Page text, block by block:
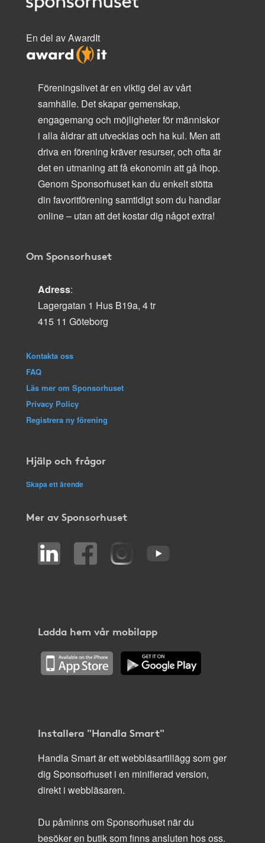
En del av AwardIt
Föreningslivet är en viktig del av vårt
samhälle. Det skapar gemenskap,
engagemang och möjligheter för människor
i alla åldrar att utvecklas och ha kul. Men att
driva en förening kräver resurser, och ofta är
det en utmaning att få ekonomin att gå ihop.
Genom Sponsorhuset kan du enkelt stötta
din favoritförening samtidigt som du handlar
online – utan att det kostar dig något extra!
Om Sponsorhuset
Adress:
Lagergatan 1 Hus B19a, 4 tr
415 11 Göteborg
Kontakta oss
FAQ
Läs mer om Sponsorhuset
Privacy Policy
Registrera ny förening
Hjälp och frågor
Skapa ett ärende
Mer av Sponsorhuset
Ladda hem vår mobilapp
Installera "Handla Smart"
Handla Smart är ett webbläsartillägg som ger
dig Sponsorhuset i en minifierad version,
direkt i webbläsaren.
Du påminns om Sponsorhuset när du
besöker en butik som finns ansluten hos oss.